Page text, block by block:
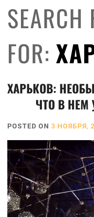
SEARCH
FOR:
ХАРЬКОВ:
ЧТО В НЕМ
POSTED ON 3 НОЯБРЯ,